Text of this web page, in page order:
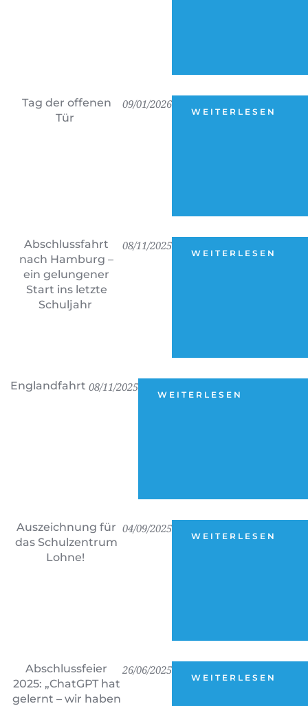
Tag der offenen
Tür
09/01/2026
WEITERLESEN
Abschlussfahrt
nach Hamburg –
ein gelungener
Start ins letzte
Schuljahr
08/11/2025
WEITERLESEN
Englandfahrt 08/11/2025
WEITERLESEN
Auszeichnung für
das Schulzentrum
Lohne!
04/09/2025
WEITERLESEN
Abschlussfeier
2025: „ChatGPT hat
gelernt – wir haben
26/06/2025
WEITERLESEN